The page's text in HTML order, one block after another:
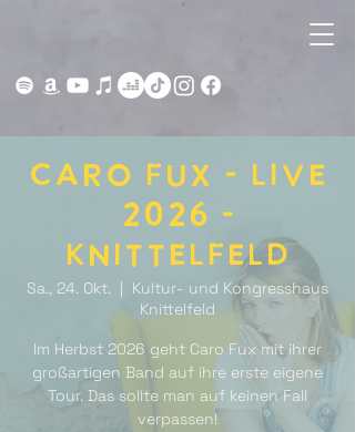
Caro Fux - Live
2026 -
Knittelfeld
Sa., 24. Okt.
  |
Kultur- und Kongresshaus
Knittelfeld
Im Herbst 2026 geht Caro Fux mit ihrer
großartigen Band auf ihre erste eigene
Tour. Das sollte man auf keinen Fall
verpassen!